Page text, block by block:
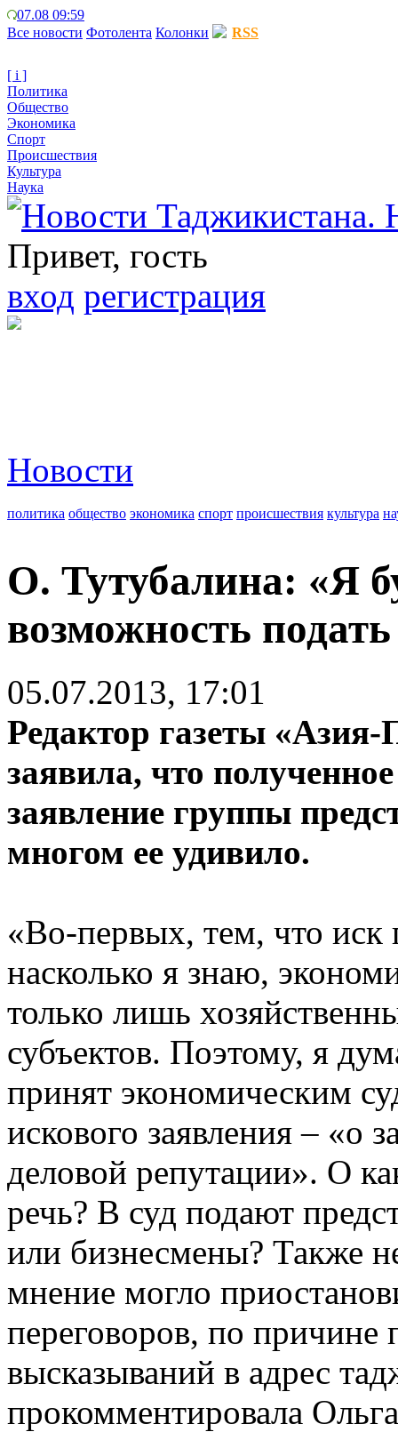
07.08 09:59
Все новости Фотолента Колонки RSS
[ i ]
Политика
Общество
Экономика
Спорт
Происшествия
Культура
Наука
Привет, гость
вход регистрация
Новости
политика общество экономика спорт происшествия культура
О. Тутубалина: «Я
возможность
05.07.2013, 17:01
Редактор газеты
заявила, что
заявление группы
многом ее удивило.
«Во-первых, тем, что иск
насколько я знаю,
только лишь
субъектов. Поэтому, я
принят экономическим
искового заявления – «о
деловой репутации». О
речь? В суд подают
или бизнесмены? Также
мнение могло
переговоров, по причине
высказываний в адрес
прокомментировала